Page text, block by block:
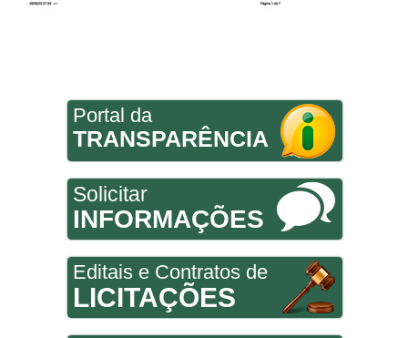
Portal da
TRANSPARÊNCIA
Solicitar
INFORMAÇÕES
Editais e Contratos de
LICITAÇÕES